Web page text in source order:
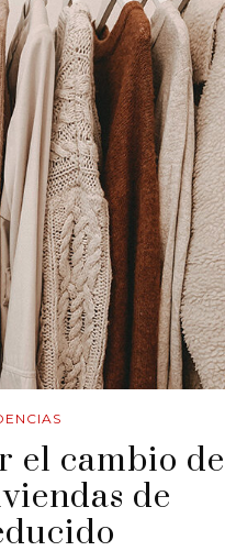
el cambio de
de